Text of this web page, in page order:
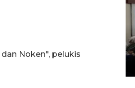
Noken", pelukis
XVII/Cenderawasih